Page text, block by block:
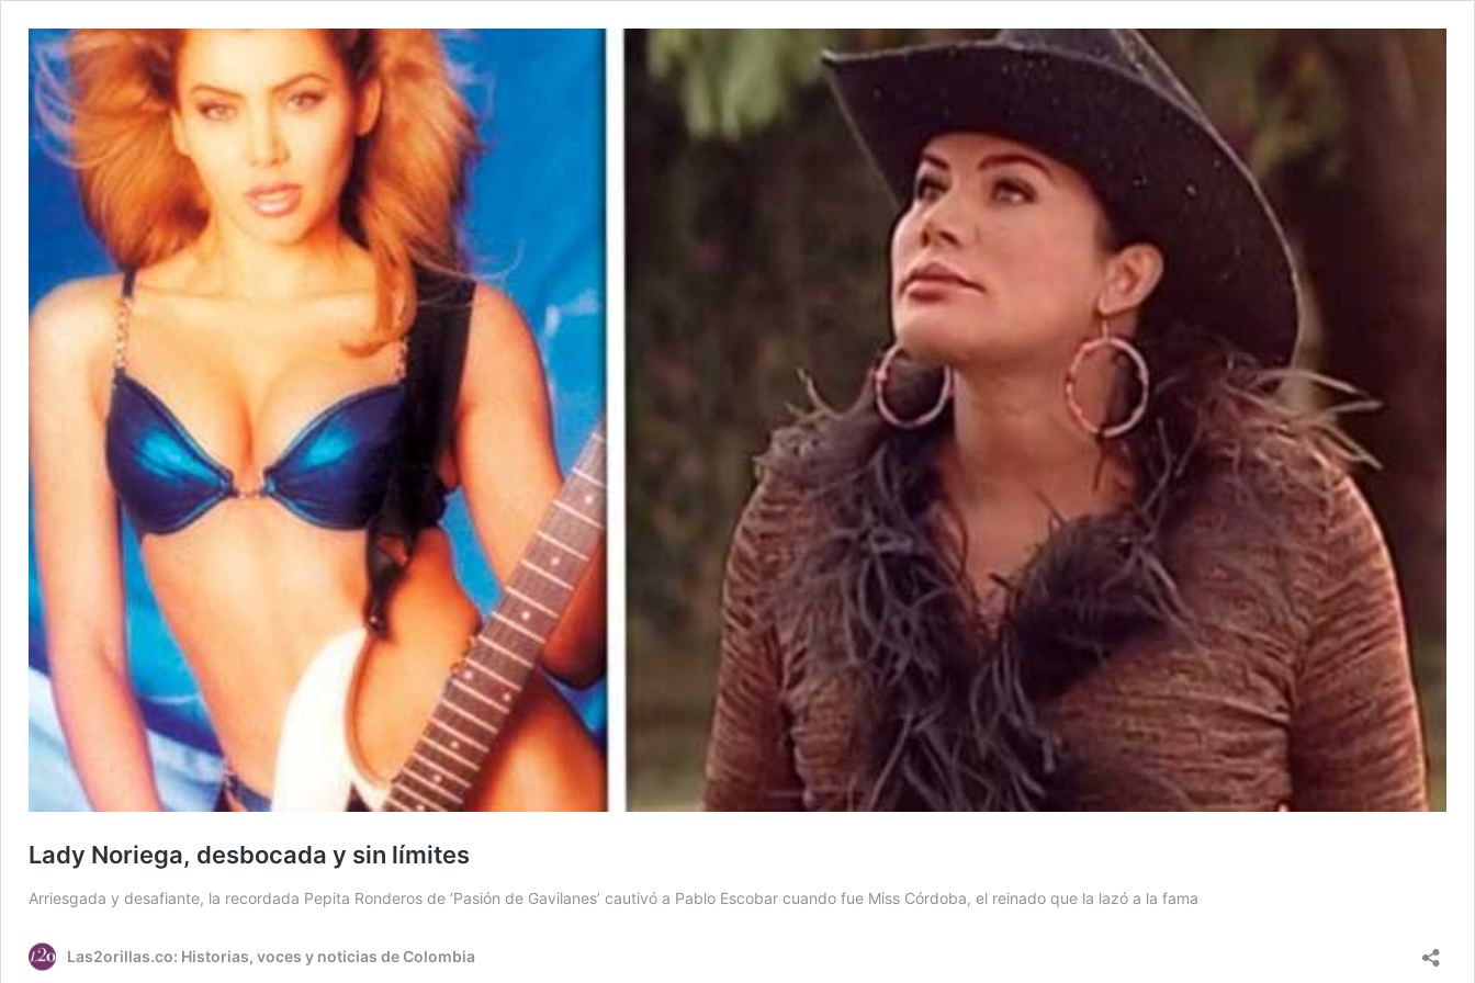
Lady Noriega, desbocada y sin límites
Arriesgada y desafiante, la recordada Pepita Ronderos de ‘Pasión de Gavilanes’ cautivó a Pablo Escobar cuando fue Miss Córdoba, el reinado que la lazó a la fama
Las2orillas.co: Historias, voces y noticias de Colombia